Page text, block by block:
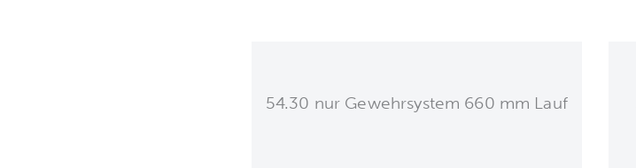
54.30 nur Gewehrsystem 660 mm Lauf